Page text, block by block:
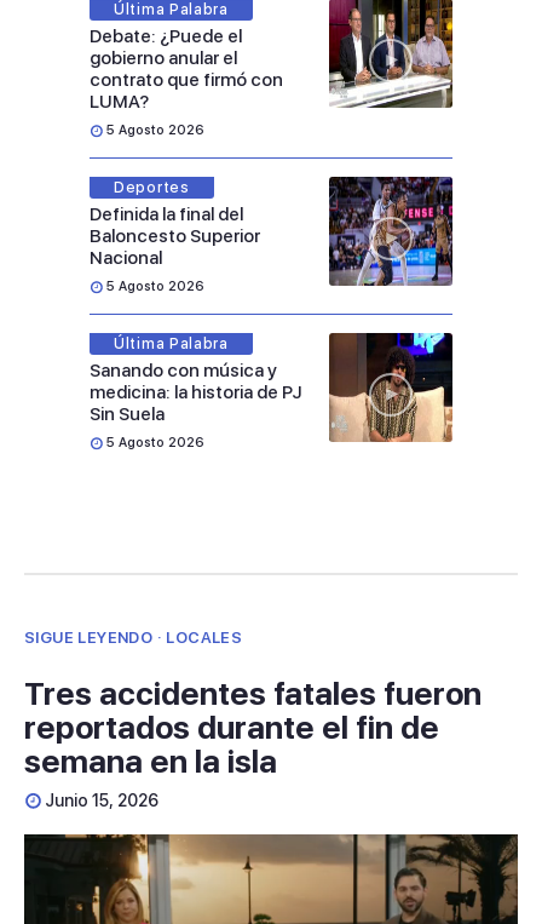
Última Palabra
Debate: ¿Puede el
gobierno anular el
contrato que firmó con
LUMA?
5 Agosto 2026
Deportes
Definida la final del
Baloncesto Superior
Nacional
5 Agosto 2026
Última Palabra
Sanando con música y
medicina: la historia de PJ
Sin Suela
5 Agosto 2026
SIGUE LEYENDO · LOCALES
Tres accidentes fatales fueron
reportados durante el fin de
semana en la isla
Junio 15, 2026